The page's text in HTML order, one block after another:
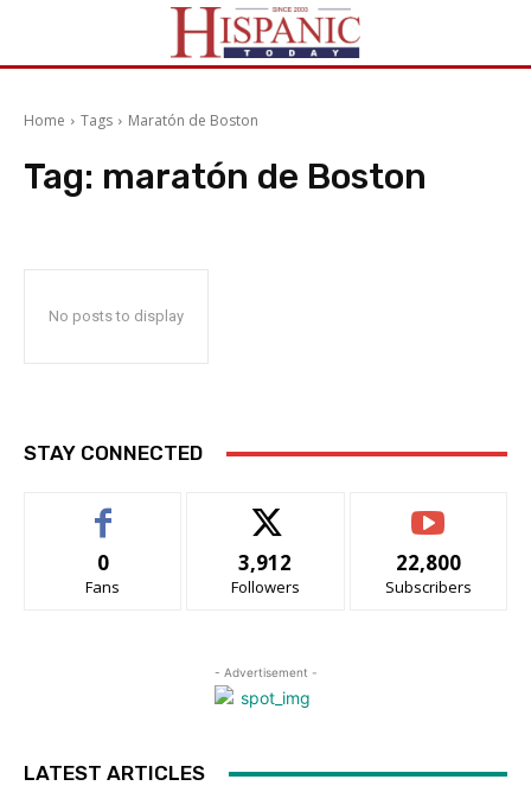
Home Tags Maratón de Boston
Tag: maratón de Boston
No posts to display
STAY CONNECTED
0
Fans
3,912
Followers
22,800
Subscribers
- Advertisement -
LATEST ARTICLES